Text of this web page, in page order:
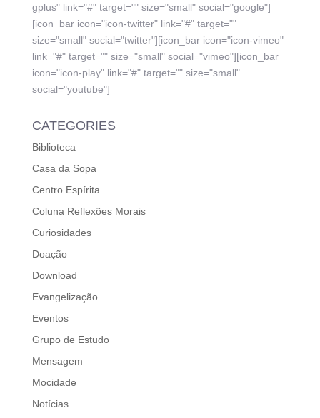
gplus" link="#" target="" size="small" social="google"]
[icon_bar icon="icon-twitter" link="#" target=""
size="small" social="twitter"][icon_bar icon="icon-vimeo"
link="#" target="" size="small" social="vimeo"][icon_bar
icon="icon-play" link="#" target="" size="small"
social="youtube"]
CATEGORIES
Biblioteca
Casa da Sopa
Centro Espírita
Coluna Reflexões Morais
Curiosidades
Doação
Download
Evangelização
Eventos
Grupo de Estudo
Mensagem
Mocidade
Notícias